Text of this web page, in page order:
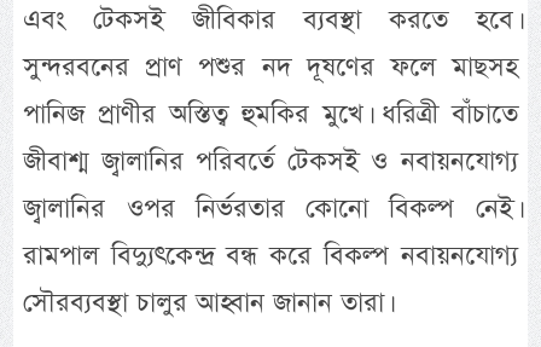
এবং টেকসই জীবিকার ব্যবস্থা করতে হবে।
সুন্দরবনের প্রাণ পশুর নদ দূষণের ফলে মাছসহ
পানিজ প্রাণীর অস্তিত্ব হুমকির মুখে। ধরিত্রী বাঁচাতে
জীবাশ্ম জ্বালানির পরিবর্তে টেকসই ও নবায়নযোগ্য
জ্বালানির ওপর নির্ভরতার কোনো বিকল্প নেই।
রামপাল বিদ্যুৎকেন্দ্র বন্ধ করে বিকল্প নবায়নযোগ্য
সৌরব্যবস্থা চালুর আহ্বান জানান তারা।